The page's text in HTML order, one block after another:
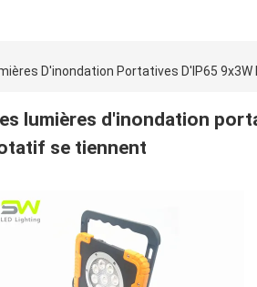
D'inondation Portatives D'IP65
lumières d'inondation
se tiennent